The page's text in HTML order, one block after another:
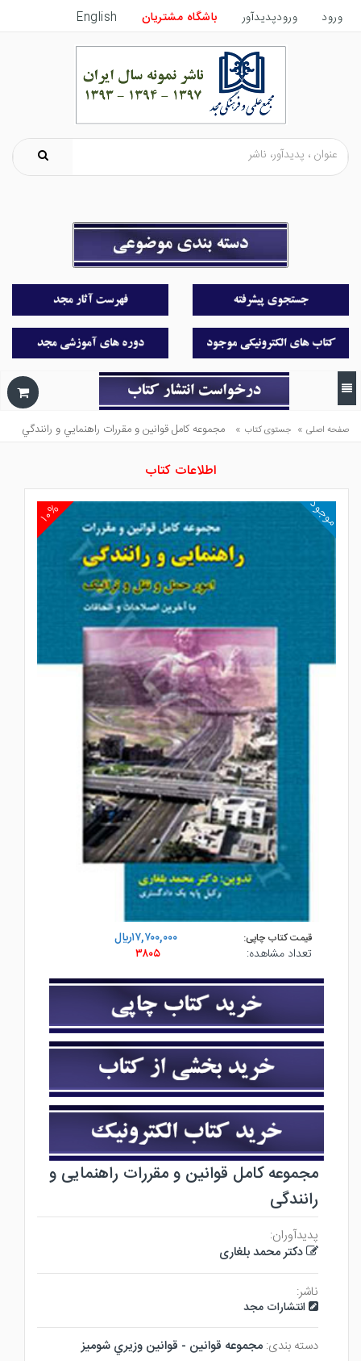
ورود ورودپدیدآور باشگاه مشتریان English
صفحه اصلی » جستوی کتاب » مجموعه كامل قوانين و مقررات راهنمايي و رانندگي
اطلاعات کتاب
۱۰% موجود
قیمت کتاب چاپی:
۱۷,۷۰۰,۰۰۰ريال
تعداد مشاهده:
۳۸۰۵
مجموعه کامل قوانین و مقررات راهنمایی و
رانندگی
پدیدآوران:
دکتر محمد بلغاری
ناشر:
انتشارات مجد
دسته بندی: مجموعه قوانين - قوانين وزيري شوميز